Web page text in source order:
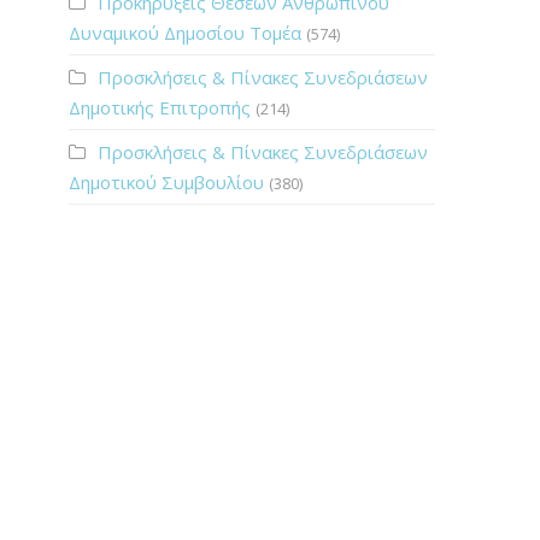
Δυναμικού Δημοσίου Τομέα (574)
Προσκλήσεις & Πίνακες Συνεδριάσεων
Δημοτικής Επιτροπής (214)
Προσκλήσεις & Πίνακες Συνεδριάσεων
Δημοτικού Συμβουλίου (380)